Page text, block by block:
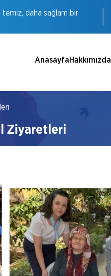
temiz, daha sağlam bir
AnasayfaHakkımızda
Ziyaretleri